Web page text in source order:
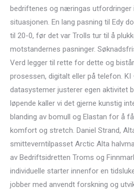
bedriftenes og næringas utfordringer
situasjonen. En lang pasning til Edy
til 20-0, før det var Trolls tur til å
motstandernes pasninger.
Verd legger til rette for dette og
prosessen, digitalt eller på telefon.
datasystemer justerer egen aktivitet
løpende kaller vi det gjerne kunstig
blanding av bomull og Elastan for å
komfort og stretch. Daniel Strand,
smitteverntilpasset Arctic Alta
av Bedriftsidretten Troms og
individuelle starter innenfor en
jobber med anvendt forskning og